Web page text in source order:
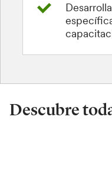
Descubre